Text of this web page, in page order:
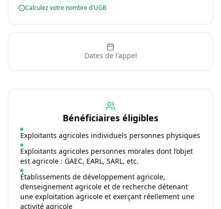
Calculez votre nombre d'UGB
Dates de l'appel
Bénéficiaires éligibles
Exploitants agricoles individuels personnes physiques
Exploitants agricoles personnes morales dont l’objet
est agricole : GAEC, EARL, SARL, etc.
Établissements de développement agricole,
d’enseignement agricole et de recherche détenant
une exploitation agricole et exerçant réellement une
activité agricole